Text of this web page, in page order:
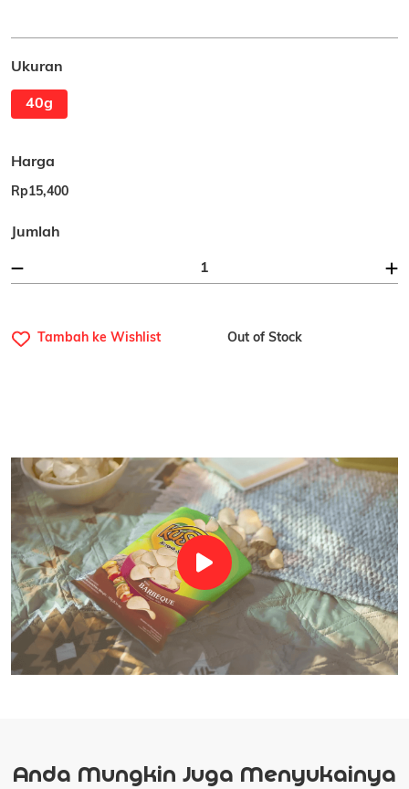
Ukuran
40g
Harga
Rp15,400
Jumlah
Tambah ke Wishlist Out of Stock
Anda Mungkin Juga Menyukainya